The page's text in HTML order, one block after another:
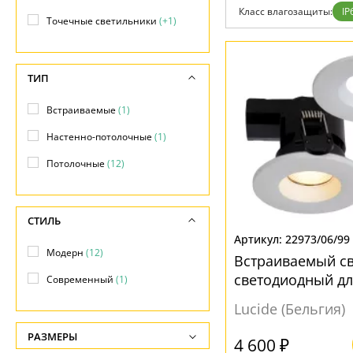
Установка
Контакты
Класс влагозащиты:
22973/06/99
Встраиваемый
светодиодный
IP65 Lucide Led
Lucide (Бельгия)
4 600 ₽
Точечные светильники (+1)
ТИП
Встраиваемые(1)
Настенно-потолочные(1)
Потолочные(12)
СТИЛЬ
Модерн (12)
Современный (1)
РАЗМЕРЫ